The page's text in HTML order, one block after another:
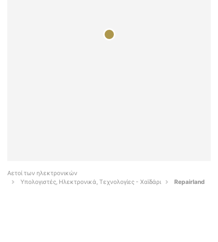
Αετοί των ηλεκτρονικών
Υπολογιστές, Ηλεκτρονικά, Τεχνολογίες - Χαϊδάρι
Repairland